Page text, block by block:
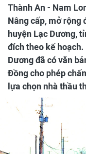
Thành An - Nam
Nâng cấp, mở rộng
huyện Lạc Dương,
đích theo kế hoạch.
Dương đã có văn
Đồng cho phép
lựa chọn nhà thầu